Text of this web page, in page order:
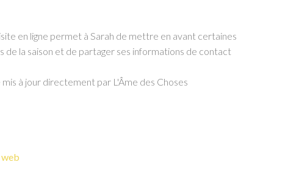
en ligne permet à Sarah de mettre en avant certaines
de la saison et de partager ses informations de contact
à jour directement par L'Âme des Choses